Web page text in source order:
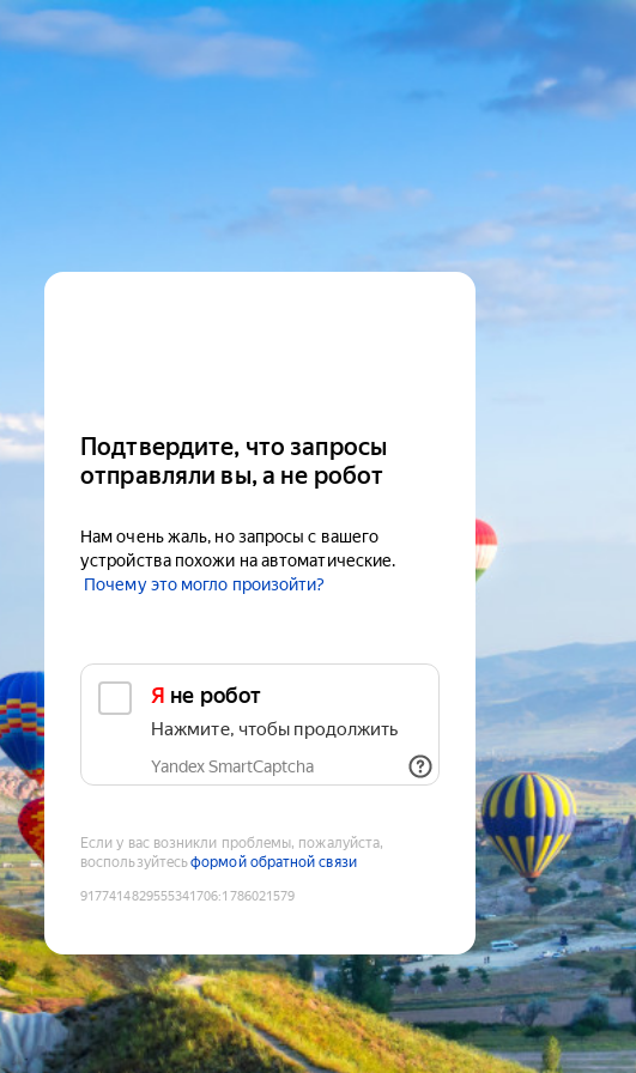
Подтвердите, что запросы
отправляли вы, а не робот
Нам очень жаль, но запросы с вашего
устройства похожи на автоматические.
Почему это могло произойти?
Я не робот
Нажмите, чтобы продолжить
Yandex SmartCaptcha
Если у вас возникли проблемы, пожалуйста,
воспользуйтесьформой обратной связи
9177414829555341706:1786021579